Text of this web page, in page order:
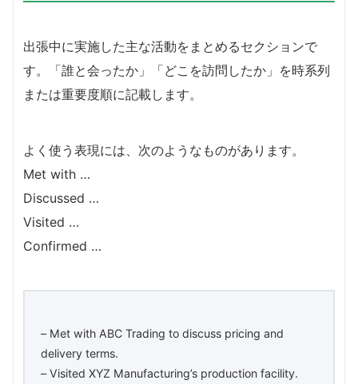
出張中に実施した主な活動をまとめるセクションで
す。「誰と会ったか」「どこを訪問したか」を時系列
または重要度順に記載します。
よく使う表現には、次のようなものがあります。
Met with …
Discussed …
Visited …
Confirmed …
– Met with ABC Trading to discuss pricing and
delivery terms.
– Visited XYZ Manufacturing’s production facility.